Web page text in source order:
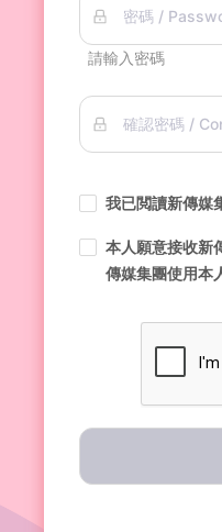
密碼 /
請輸入密碼
確認密碼 /
我已閲讀新傳媒
本人願意接收新
傳媒集團使用本